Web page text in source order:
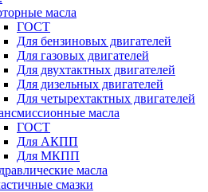
масла
ГОСТ
Для бензиновых двигателей
Для газовых двигателей
Для двухтактных двигателей
Для дизельных двигателей
Для четырехтактных двигателей
масла
ГОСТ
Для АКПП
Для МКПП
масла
смазки